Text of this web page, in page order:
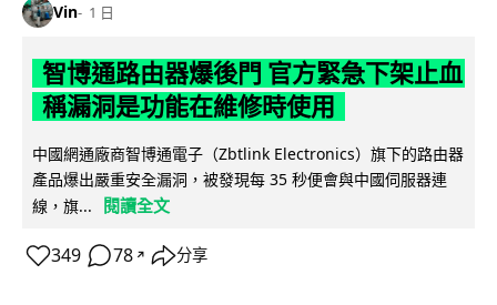
Vin 1 日
智博通路由器爆後門 官方緊急下架止血
稱漏洞是功能在維修時使用
中國網通廠商智博通電子（Zbtlink Electronics）旗下的路由器
產品爆出嚴重安全漏洞，被發現每 35 秒便會與中國伺服器連
線，旗...
閱讀全文
349 78 ↗ 分享